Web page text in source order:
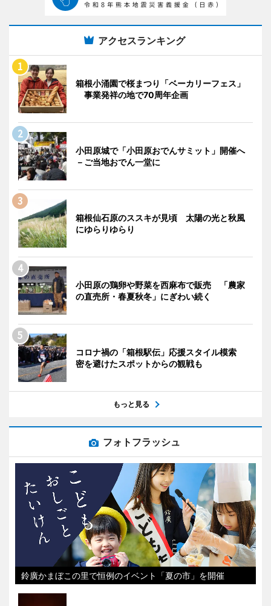
アクセスランキング
箱根小涌園で桜まつり「ベーカリーフェス」
事業発祥の地で70周年企画
小田原城で「小田原おでんサミット」開催へ
－ご当地おでん一堂に
箱根仙石原のススキが見頃 太陽の光と秋風
にゆらりゆらり
小田原の鶏卵や野菜を西麻布で販売 「農家
の直売所・春夏秋冬」にぎわい続く
コロナ禍の「箱根駅伝」応援スタイル模索
密を避けたスポットからの観戦も
もっと見る
フォトフラッシュ
鈴廣かまぼこの里で恒例のイベント「夏の市」を開催